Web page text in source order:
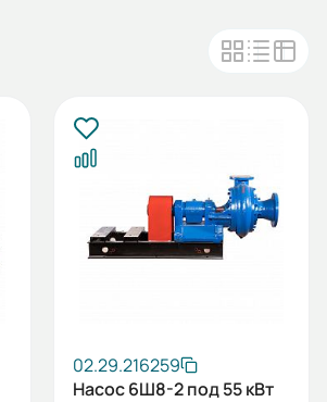
02.29.216259
Насос 6Ш8-2 под 55 кВт